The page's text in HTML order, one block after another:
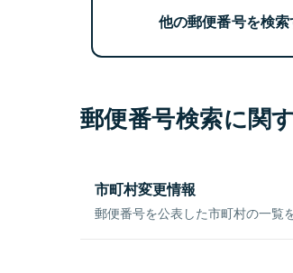
他の郵便番号を検
郵便番号検索に関
市町村変更情報
郵便番号を公表した市町村の一覧